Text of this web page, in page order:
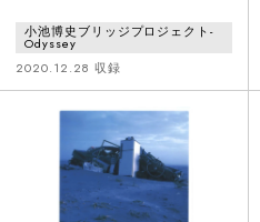
淵部まで降りていく童話を通じ
て、「人々は自然とどのような関
係性を結べばいいのか」という問
た、出演者が人間と動物の一人二
役を演じることで、人間と動物の
境界がしだいに溶解し、人間も動
物と同じ地平に立つことを実感さ
せるものである。
小池博史ブリッジプロジェクト-
Odyssey
2020.12.28 収録